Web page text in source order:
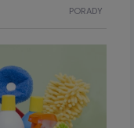
PORADY